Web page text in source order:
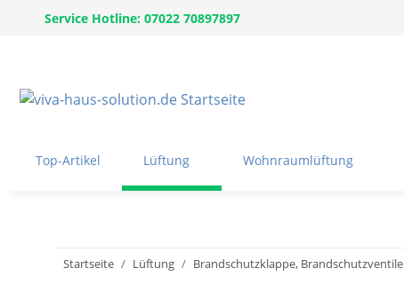
Service Hotline: 07022 70897897
Top-Artikel Lüftung Wohnraumlüftung
Startseite Lüftung Brandschutzklappe, Brandschutzventile